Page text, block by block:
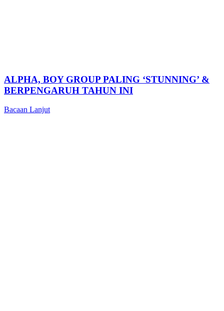
ALPHA, BOY GROUP PALING ‘STUNNING’ &
BERPENGARUH TAHUN INI
Bacaan Lanjut